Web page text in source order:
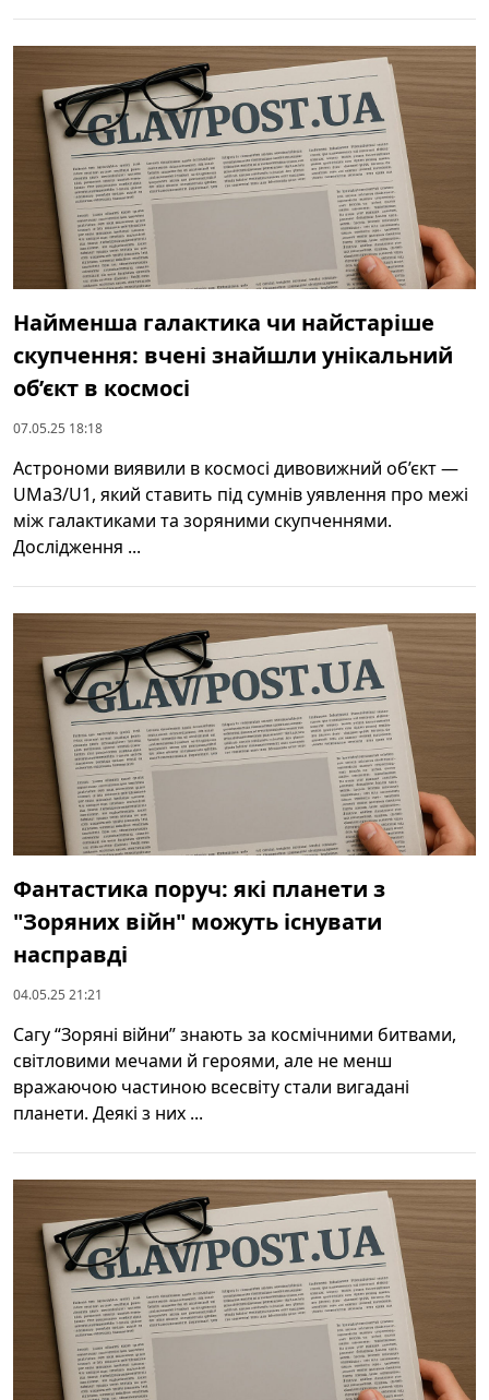
Найменша галактика чи найстаріше
скупчення: вчені знайшли унікальний
об’єкт в космосі
07.05.25 18:18
Астрономи виявили в космосі дивовижний об’єкт —
UMa3/U1, який ставить під сумнів уявлення про межі
між галактиками та зоряними скупченнями.
Дослідження ...
Фантастика поруч: які планети з
"Зоряних війн" можуть існувати
насправді
04.05.25 21:21
Сагу “Зоряні війни” знають за космічними битвами,
світловими мечами й героями, але не менш
вражаючою частиною всесвіту стали вигадані
планети. Деякі з них ...